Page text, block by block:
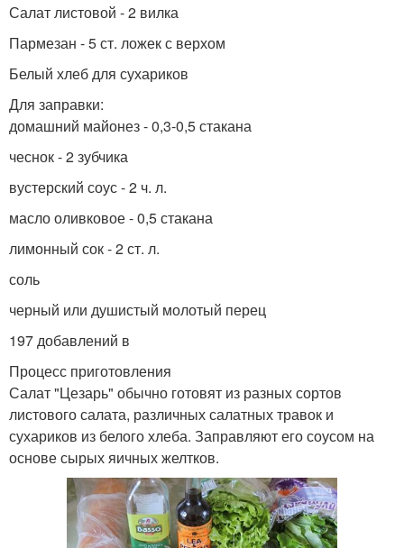
Салат листовой - 2 вилка
Пармезан - 5 ст. ложек с верхом
Белый хлеб для сухариков
Для заправки:
домашний майонез - 0,3-0,5 стакана
чеснок - 2 зубчика
вустерский соус - 2 ч. л.
масло оливковое - 0,5 стакана
лимонный сок - 2 ст. л.
соль
черный или душистый молотый перец
197 добавлений в
Процесс приготовления
Салат "Цезарь" обычно готовят из разных сортов
листового салата, различных салатных травок и
сухариков из белого хлеба. Заправляют его соусом на
основе сырых яичных желтков.